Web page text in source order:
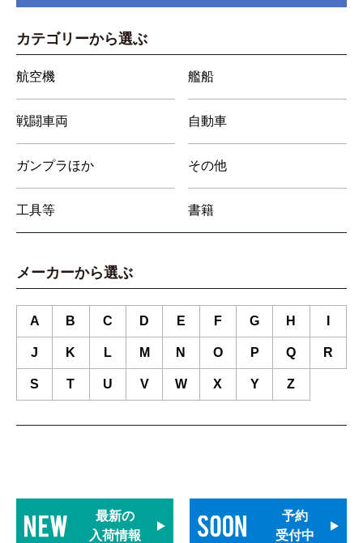
カテゴリーから選ぶ
航空機 艦船
戦闘車両 自動車
ガンプラほか その他
工具等 書籍
メーカーから選ぶ
A B C D E F G H
J K L M N O P Q R
S T U V W X Y Z
最新の
入荷情報
予約
受付中